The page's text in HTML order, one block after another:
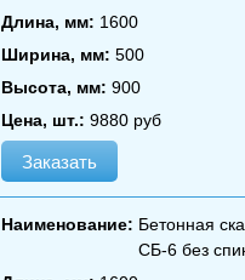
Длина, мм: 1600
Ширина, мм: 500
Высота, мм: 900
Цена, шт.: 9880 руб
Заказать
Наименование: Бетонная
СБ‑6 без